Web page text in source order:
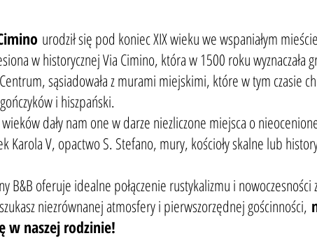
urodził się pod koniec XIX wieku we wspaniałym mieście
w historycznej Via Cimino, która w 1500 roku wyznaczała
sąsiadowała z murami miejskimi, które w tym czasie
i hiszpański.
dały nam one w darze niezliczone miejsca o
Karola V, opactwo S. Stefano, mury, kościoły skalne lub
B&B oferuje idealne połączenie rustykalizmu i
niezrównanej atmosfery i pierwszorzędnej gościnności,
w naszej rodzinie!